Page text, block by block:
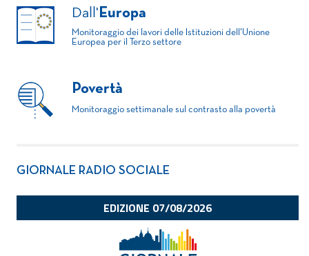
Dall' Europa
Monitoraggio dei lavori delle Istituzioni dell'Unione
Europea per il Terzo settore
Povertà
Monitoraggio settimanale sul contrasto alla povertà
GIORNALE RADIO SOCIALE